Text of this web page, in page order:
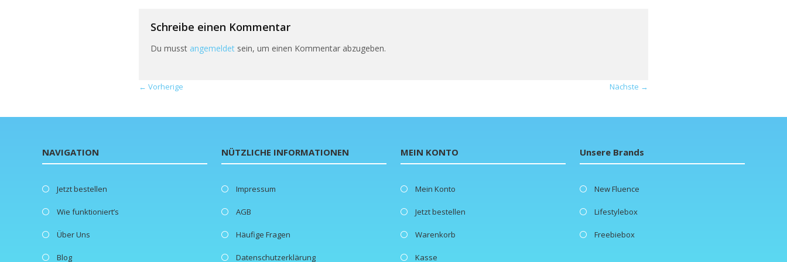
Schreibe einen Kommentar
Du musst angemeldet sein, um einen Kommentar abzugeben.
← Vorherige Nächste →
NAVIGATION
Jetzt bestellen
Wie funktioniert’s
Über Uns
Blog
NÜTZLICHE INFORMATIONEN
Impressum
AGB
Häufige Fragen
Datenschutzerklärung
MEIN KONTO
Mein Konto
Jetzt bestellen
Warenkorb
Kasse
Unsere Brands
New Fluence
Lifestylebox
Freebiebox